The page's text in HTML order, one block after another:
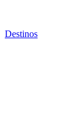
Destinos